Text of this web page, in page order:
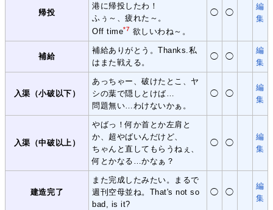
帰投
港に帰投したわ！
ふぅ～、疲れた～。
Off time*7 欲しいわね～。
◯ ◯
編
集
補給
補給ありがとう。Thanks.私
はまた戦える。
◯ ◯
編
集
入渠（小破以下）
あっちゃー、破けたとこ、ヤ
シの葉で隠しとけば…
問題無い…わけないかぁ。
◯ ◯
編
集
入渠（中破以上）
やばっ！何か首とか左肩と
か、超やばいんだけど、
ちゃんと直してもらうねぇ、
何とかなる…かなぁ？
◯ ◯
編
集
建造完了
また完成したみたい。まるで
週刊空母並ね。That's not so
bad, is it?
◯ ◯
編
集